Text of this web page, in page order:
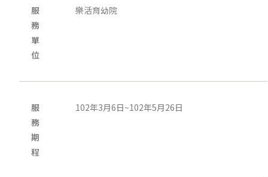
服
務
單
位
樂活育幼院
服
務
期
程
102年3月6日~102年5月26日